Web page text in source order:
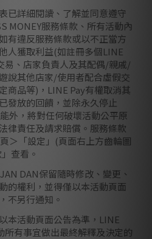
已詳細閱讀、了解並同意遵守
MONEY服務條款、所有活動內
有違反服務條款或以不正當方
人獲取利益(如註冊多個LINE
易、店家負責人及其配偶/親戚/
說其他店家/使用者配合虛假交
商品等)，LINE Pay有權取消其
發放的回饋，並除永久停止
外，將對任何破壞活動公平原
律責任及請求賠償。服務條款
＞「設定」(頁面右上方齒輪圖
查看。
DAN保留隨時修改、變更、
的權利，並得僅以本活動頁面
不另行通知。
本活動頁面公告為準，LINE
所有事宜做出最終解釋及決定的